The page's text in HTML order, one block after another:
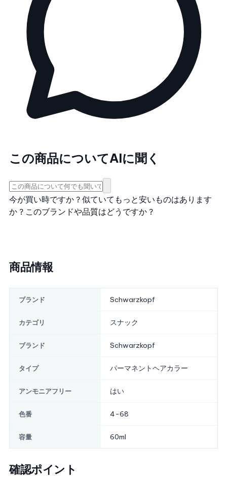
この商品についてAIに聞く
今が買い時ですか？ 似ていてもっと安いものはあります
か？ このブランドや品質はどうですか？
商品情報
ブランド Schwarzkopf
カテゴリ スナック
ブランド Schwarzkopf
タイプ パーマネントヘアカラー
アンモニアフリー はい
色番 4-68
容量 60ml
確認ポイント